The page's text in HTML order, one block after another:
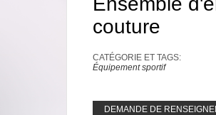
couture
CATÉGORIE ET ​​TAGS:
Équipement sportif
DEMANDE DE